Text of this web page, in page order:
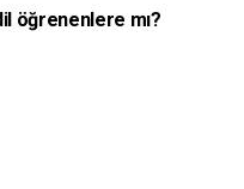
öğrenenlere mı?